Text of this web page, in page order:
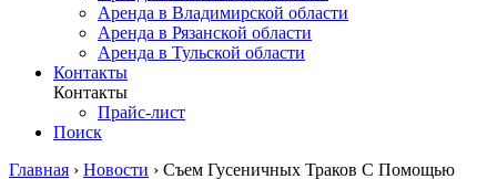
Аренда в Владимирской области
Аренда в Рязанской области
Аренда в Тульской области
Контакты
Контакты
Прайс-лист
Поиск
Главная › Новости › Съем Гусеничных Траков С Помощью